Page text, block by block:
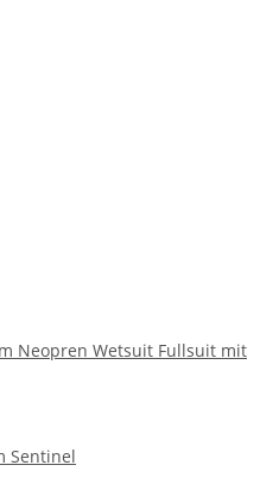
Neopren Wetsuit Fullsuit mit